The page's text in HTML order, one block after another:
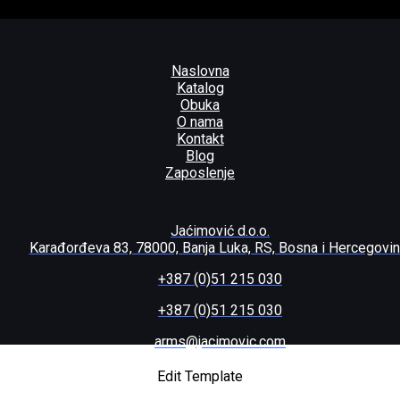
Naslovna
Katalog
Obuka
O nama
Kontakt
Blog
Zaposlenje
Jaćimović d.o.o.
Karađorđeva 83, 78000, Banja Luka, RS, Bosna i
+387 (0)51 215 030
+387 (0)51 215 030
arms@jacimovic.com
Edit Template